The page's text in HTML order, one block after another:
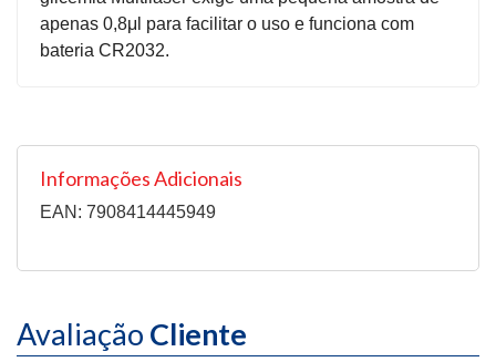
apenas 0,8μl para facilitar o uso e funciona com
bateria CR2032.
Informações Adicionais
EAN: 7908414445949
Avaliação Cliente